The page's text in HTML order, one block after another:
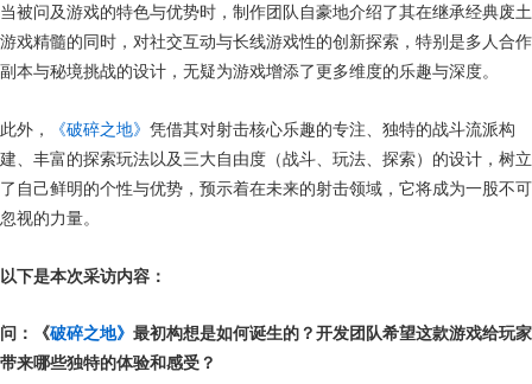
当被问及游戏的特色与优势时，制作团队自豪地介绍了其在继承经典废土
游戏精髓的同时，对社交互动与长线游戏性的创新探索，特别是多人合作
副本与秘境挑战的设计，无疑为游戏增添了更多维度的乐趣与深度。
此外， 《破碎之地》 凭借其对射击核心乐趣的专注、独特的战斗流派构
建、丰富的探索玩法以及三大自由度（战斗、玩法、探索）的设计，树立
了自己鲜明的个性与优势，预示着在未来的射击领域，它将成为一股不可
忽视的力量。
以下是本次采访内容：
问：《破碎之地》 最初构想是如何诞生的？开发团队希望这款游戏给玩家
带来哪些独特的体验和感受？